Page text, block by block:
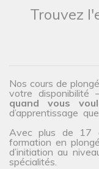
Trouvez
Nos cours de
votre disponibilité
quand vous
d’apprentissage
Avec plus de 17
formation en
d’initiation au
spécialités.